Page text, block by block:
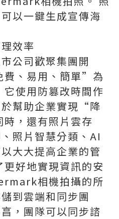
以一鍵生成宣傳海
效率
公司歡聚集團開
、易用、簡單”為
使用防篡改時間作
幫助企業實現“降
，還有照片雲存
照片智慧分類、AI
大大提高企業的管
好地實現資訊的安
相機拍攝的所
到雲端和同步團
，團隊可以同步諮